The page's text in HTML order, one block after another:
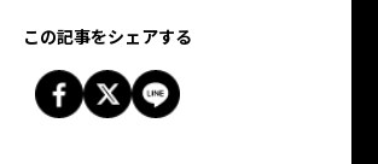
この記事をシェアする